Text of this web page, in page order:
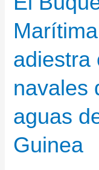
adiestra
Galicia.
adiestra
navales
aguas
Guinea